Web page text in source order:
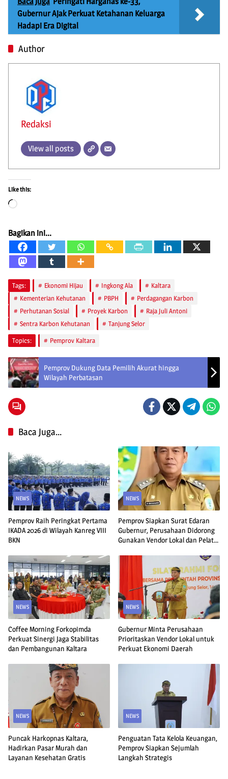
Gubernur Ajak Perkuat Ketahanan Keluarga
Hadapi Era Digital
Author
Redaksi
View all posts
Like this:
Loading…
Bagikan ini...
Tags: Ekonomi Hijau Ingkong Ala
Kaltara
Kementerian Kehutanan
PBPH
Perdagangan Karbon
Perhutanan Sosial
Proyek Karbon
Raja Juli Antoni
Sentra Karbon Kehutanan
Tanjung Selor
Topics: Pemprov Kaltara
Pemprov Dukung Data Pemilih Akurat hingga
Wilayah Perbatasan
Baca Juga...
NEWS
Pemprov Raih Peringkat Pertama
IKADA 2026 di Wilayah Kanreg VIII
BKN
NEWS
Pemprov Siapkan Surat Edaran
Gubernur, Perusahaan Didorong
Gunakan Vendor Lokal dan Pelat
NEWS
Coffee Morning Forkopimda
Perkuat Sinergi Jaga Stabilitas
dan Pembangunan Kaltara
NEWS
Gubernur Minta Perusahaan
Prioritaskan Vendor Lokal untuk
Perkuat Ekonomi Daerah
NEWS
Puncak Harkopnas Kaltara,
Hadirkan Pasar Murah dan
Layanan Kesehatan Gratis
NEWS
Penguatan Tata Kelola Keuangan,
Pemprov Siapkan Sejumlah
Langkah Strategis